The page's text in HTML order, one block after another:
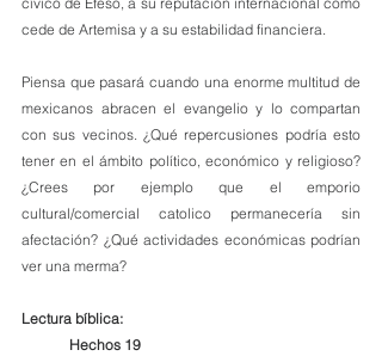
cede de Artemisa y a su estabilidad financiera.
Piensa que pasará cuando una enorme multitud de
mexicanos abracen el evangelio y lo compartan
con sus vecinos. ¿Qué repercusiones podría esto
tener en el ámbito político, económico y religioso?
¿Crees por ejemplo que el emporio
cultural/comercial catolico permanecería sin
afectación? ¿Qué actividades económicas podrían
ver una merma?
Lectura bíblica:
Hechos 19